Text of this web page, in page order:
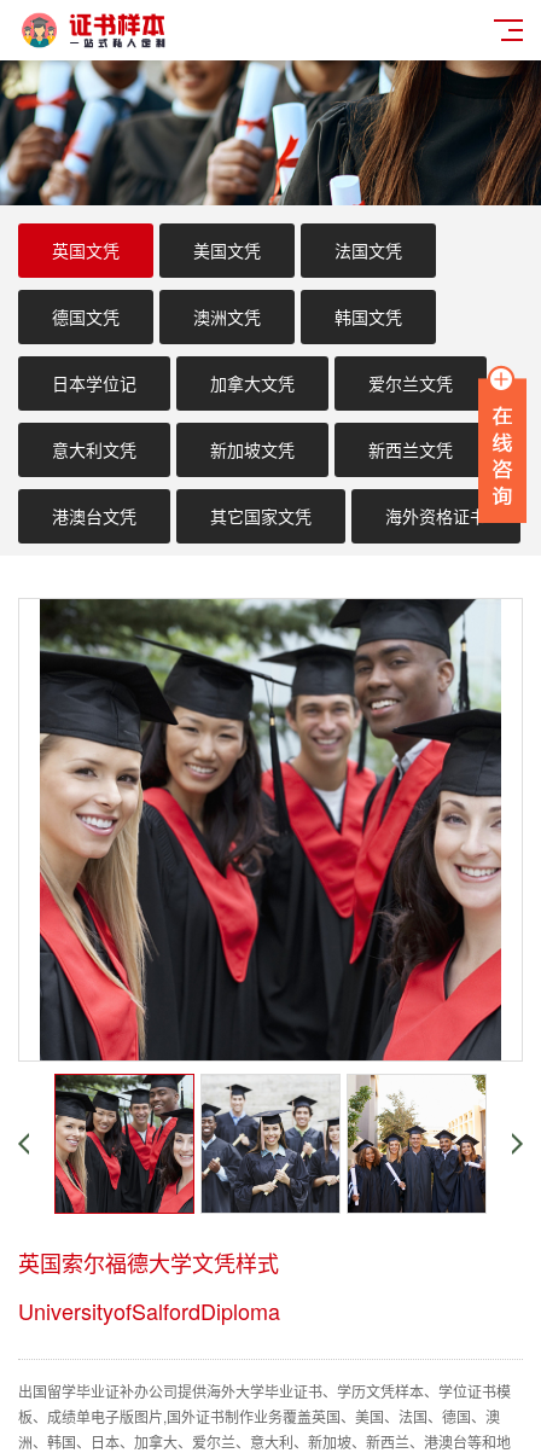
英国文凭 美国文凭 法国文凭
德国文凭 澳洲文凭 韩国文凭
日本学位记 加拿大文凭 爱尔兰文凭
意大利文凭 新加坡文凭 新西兰文凭
港澳台文凭 其它国家文凭 海外资格证书
英国索尔福德大学文凭样式
UniversityofSalfordDiploma
出国留学毕业证补办公司提供海外大学毕业证书、学历文凭样本、学位证书模
板、成绩单电子版图片,国外证书制作业务覆盖英国、美国、法国、德国、澳
洲、韩国、日本、加拿大、爱尔兰、意大利、新加坡、新西兰、港澳台等和地